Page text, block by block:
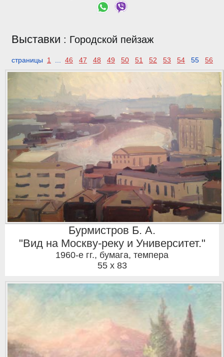
Выставки : Городской пейзаж
страницы 1 ... 46 47 48 49 50 51 52 53 54 55 56
Бурмистров Б. А.
"Вид на Москву-реку и Университет."
1960-е гг., бумага, темпера
55 x 83